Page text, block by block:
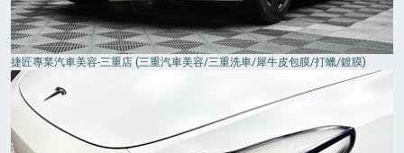
捷匠專業汽車美容-三重店 (三重汽車美容/三重洗車/犀牛皮包膜/打蠟/鍍膜)